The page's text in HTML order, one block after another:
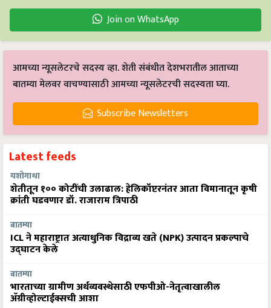
Join on WhatsApp
आमच्या न्यूसलेटरचे सदस्य व्हा. शेती संबंधीत देशभरातील आताच्या
बातम्या मेलवर वाचण्यासाठी आमच्या न्यूसलेटरची सदस्यता घ्या.
Subscribe Newsletters
Latest feeds
यशोगाथा
शेतीतून १०० कोटींची उलाढाल: हेलिकॉप्टरनंतर आता विमानातून कृषी
क्रांती घडवणार डॉ. राजाराम त्रिपाठी
बातम्या
ICL ने महाराष्ट्रात अत्याधुनिक विद्राव्य खते (NPK) उत्पादन प्रकल्पाचे
उद्घाटन केले
बातम्या
भारताच्या ग्रामीण अर्थव्यवस्थेसाठी एफपीओ-नेतृत्वाखालील
अ‍ॅग्रीव्होल्टाईक्सची आशा